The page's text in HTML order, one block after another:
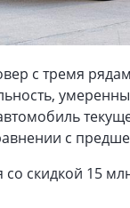
с тремя
с
со скидкой 15